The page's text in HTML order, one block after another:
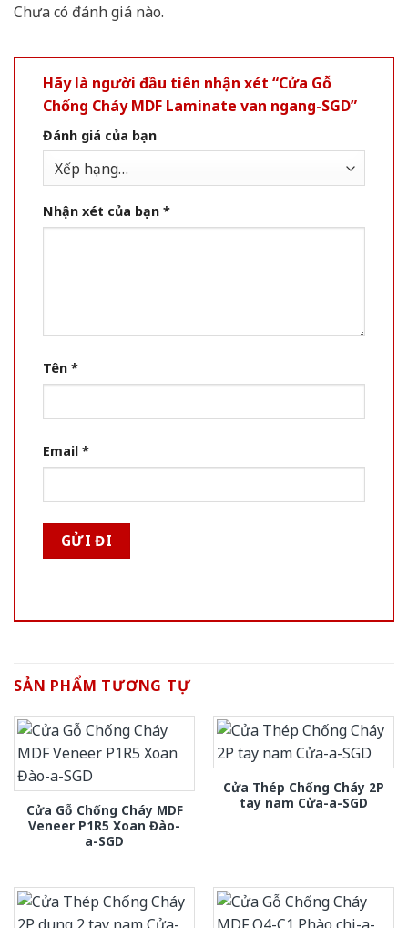
Chưa có đánh giá nào.
Hãy là người đầu tiên nhận xét “Cửa Gỗ
Chống Cháy MDF Laminate van ngang-SGD”
Đánh giá của bạn
Nhận xét của bạn *
Tên *
Email *
SẢN PHẨM TƯƠNG TỰ
Cửa Gỗ Chống Cháy MDF
Veneer P1R5 Xoan Đào-
a-SGD
Cửa Thép Chống Cháy 2P
tay nam Cửa-a-SGD